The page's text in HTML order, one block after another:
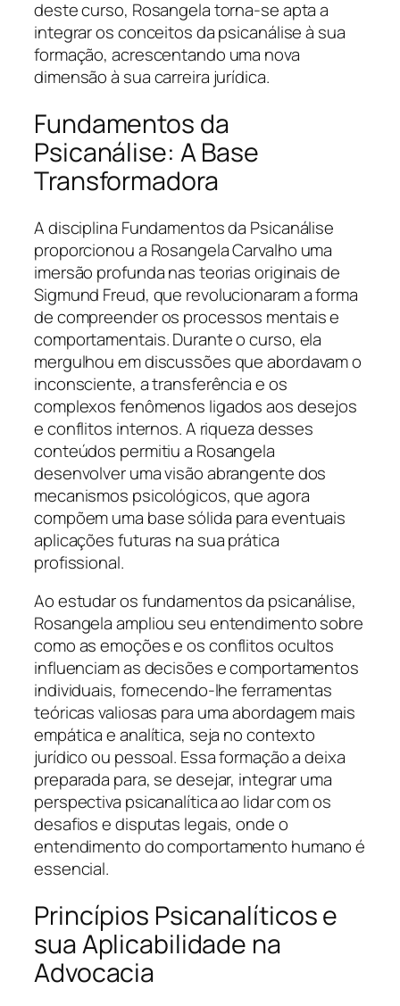
deste curso, Rosangela torna-se apta a
integrar os conceitos da psicanálise à sua
formação, acrescentando uma nova
dimensão à sua carreira jurídica.
Fundamentos da
Psicanálise: A Base
Transformadora
A disciplina Fundamentos da Psicanálise
proporcionou a Rosangela Carvalho uma
imersão profunda nas teorias originais de
Sigmund Freud, que revolucionaram a forma
de compreender os processos mentais e
comportamentais. Durante o curso, ela
mergulhou em discussões que abordavam o
inconsciente, a transferência e os
complexos fenômenos ligados aos desejos
e conflitos internos. A riqueza desses
conteúdos permitiu a Rosangela
desenvolver uma visão abrangente dos
mecanismos psicológicos, que agora
compõem uma base sólida para eventuais
aplicações futuras na sua prática
profissional.
Ao estudar os fundamentos da psicanálise,
Rosangela ampliou seu entendimento sobre
como as emoções e os conflitos ocultos
influenciam as decisões e comportamentos
individuais, fornecendo-lhe ferramentas
teóricas valiosas para uma abordagem mais
empática e analítica, seja no contexto
jurídico ou pessoal. Essa formação a deixa
preparada para, se desejar, integrar uma
perspectiva psicanalítica ao lidar com os
desafios e disputas legais, onde o
entendimento do comportamento humano é
essencial.
Princípios Psicanalíticos e
sua Aplicabilidade na
Advocacia